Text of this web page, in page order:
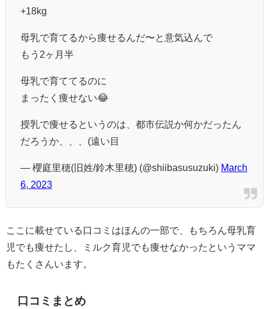
+18kg
母乳で育てるから痩せるんだ〜と意気込んで
もう2ヶ月半
母乳で育ててるのに
まったく痩せない😂
授乳で痩せるというのは、都市伝説か何かだったん
だろうか、、、(遠い目
— 櫻庭里穂(旧姓/鈴木里穂) (@shiibasusuzuki) March
6, 2023
ここに載せている口コミはほんの一部で、もちろん母乳育
児でも痩せたし、ミルク育児でも痩せなかったというママ
もたくさんいます。
口コミまとめ